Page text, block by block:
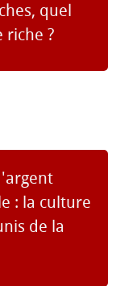
quel
riche ?
: la culture
de la